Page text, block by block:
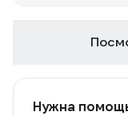
Нужна